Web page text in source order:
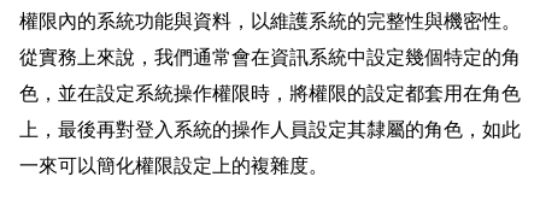
權限內的系統功能與資料，以維護系統的完整性與機密性。
從實務上來說，我們通常會在資訊系統中設定幾個特定的角
色，並在設定系統操作權限時，將權限的設定都套用在角色
上，最後再對登入系統的操作人員設定其隸屬的角色，如此
一來可以簡化權限設定上的複雜度。